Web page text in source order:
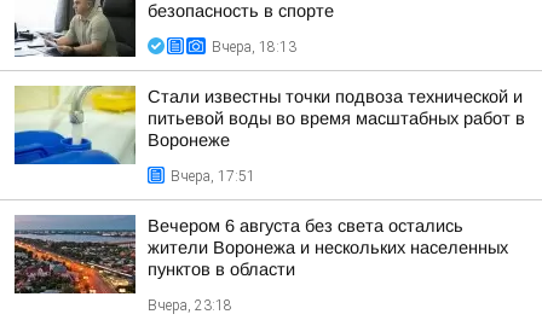
безопасность в спорте
Вчера, 18:13
Стали известны точки подвоза технической и
питьевой воды во время масштабных работ в
Воронеже
Вчера, 17:51
Вечером 6 августа без света остались
жители Воронежа и нескольких населенных
пунктов в области
Вчера, 23:18